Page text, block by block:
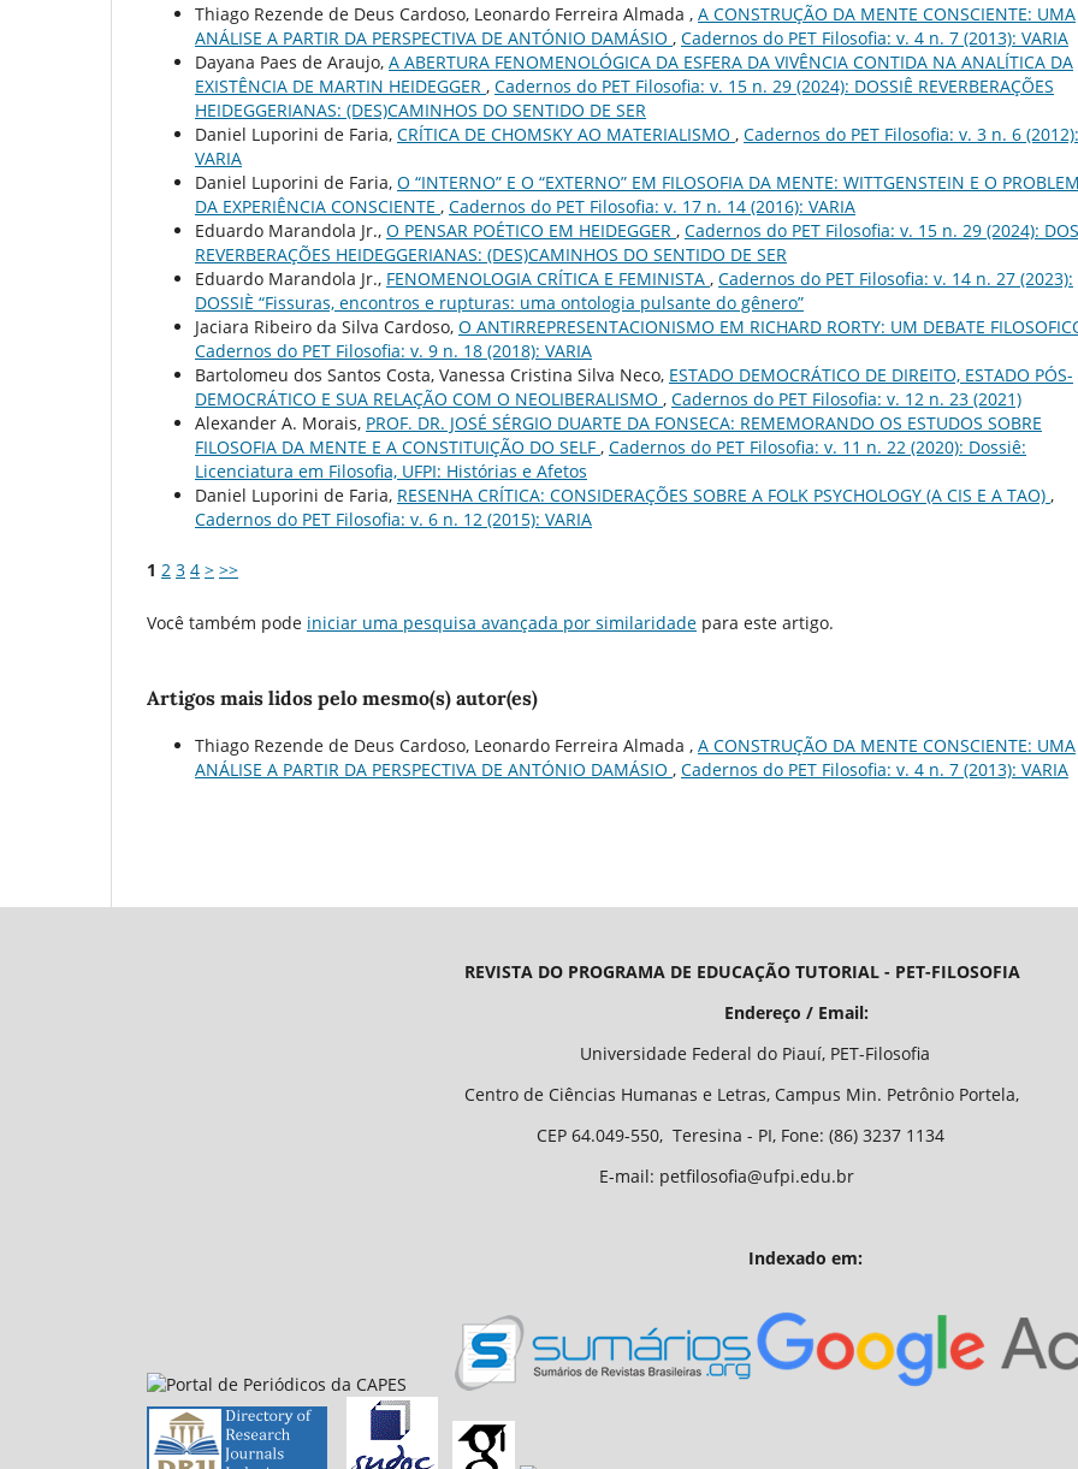
Thiago Rezende de Deus Cardoso, Leonardo Ferreira Almada , A CONSTRUÇÃO DA MENTE CONSCIENTE: UMA
ANÁLISE A PARTIR DA PERSPECTIVA DE ANTÓNIO DAMÁSIO , Cadernos do PET Filosofia: v. 4 n. 7 (2013): VARIA
Dayana Paes de Araujo, A ABERTURA FENOMENOLÓGICA DA ESFERA DA VIVÊNCIA CONTIDA NA ANALÍTICA DA
EXISTÊNCIA DE MARTIN HEIDEGGER , Cadernos do PET Filosofia: v. 15 n. 29 (2024): DOSSIÊ REVERBERAÇÕES
HEIDEGGERIANAS: (DES)CAMINHOS DO SENTIDO DE SER
Daniel Luporini de Faria, CRÍTICA DE CHOMSKY AO MATERIALISMO , Cadernos do PET Filosofia: v. 3 n. 6 (2012):
VARIA
Daniel Luporini de Faria, O “INTERNO” E O “EXTERNO” EM FILOSOFIA DA MENTE: WITTGENSTEIN E O
DA EXPERIÊNCIA CONSCIENTE , Cadernos do PET Filosofia: v. 17 n. 14 (2016): VARIA
Eduardo Marandola Jr., O PENSAR POÉTICO EM HEIDEGGER , Cadernos do PET Filosofia: v. 15 n. 29 (2024):
REVERBERAÇÕES HEIDEGGERIANAS: (DES)CAMINHOS DO SENTIDO DE SER
Eduardo Marandola Jr., FENOMENOLOGIA CRÍTICA E FEMINISTA , Cadernos do PET Filosofia: v. 14 n. 27 (2023):
DOSSIÈ “Fissuras, encontros e rupturas: uma ontologia pulsante do gênero”
Jaciara Ribeiro da Silva Cardoso, O ANTIRREPRESENTACIONISMO EM RICHARD RORTY: UM DEBATE
Cadernos do PET Filosofia: v. 9 n. 18 (2018): VARIA
Bartolomeu dos Santos Costa, Vanessa Cristina Silva Neco, ESTADO DEMOCRÁTICO DE DIREITO, ESTADO PÓS-
DEMOCRÁTICO E SUA RELAÇÃO COM O NEOLIBERALISMO , Cadernos do PET Filosofia: v. 12 n. 23 (2021)
Alexander A. Morais, PROF. DR. JOSÉ SÉRGIO DUARTE DA FONSECA: REMEMORANDO OS ESTUDOS SOBRE
FILOSOFIA DA MENTE E A CONSTITUIÇÃO DO SELF , Cadernos do PET Filosofia: v. 11 n. 22 (2020): Dossiê:
Licenciatura em Filosofia, UFPI: Histórias e Afetos
Daniel Luporini de Faria, RESENHA CRÍTICA: CONSIDERAÇÕES SOBRE A FOLK PSYCHOLOGY (A CIS E A TAO) ,
Cadernos do PET Filosofia: v. 6 n. 12 (2015): VARIA
1 2 3 4 > >>
Você também pode iniciar uma pesquisa avançada por similaridade para este artigo.
Artigos mais lidos pelo mesmo(s) autor(es)
Thiago Rezende de Deus Cardoso, Leonardo Ferreira Almada , A CONSTRUÇÃO DA MENTE CONSCIENTE: UMA
ANÁLISE A PARTIR DA PERSPECTIVA DE ANTÓNIO DAMÁSIO , Cadernos do PET Filosofia: v. 4 n. 7 (2013): VARIA
REVISTA DO PROGRAMA DE EDUCAÇÃO TUTORIAL - PET-FILOSOFIA
Endereço / Email:
Universidade Federal do Piauí, PET-Filosofia
Centro de Ciências Humanas e Letras, Campus Min. Petrônio Portela,
CEP 64.049-550, Teresina - PI, Fone: (86) 3237 1134
E-mail: petfilosofia@ufpi.edu.br
Indexado em: